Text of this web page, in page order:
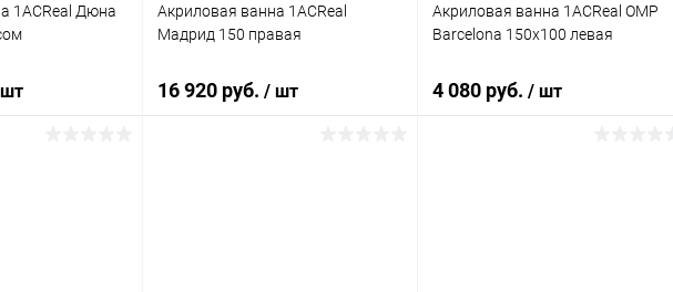
1ACReal Дюна
Акриловая ванна 1ACReal
Мадрид 150 правая
16 920 руб. / шт
Акриловая ванна 1ACReal ОМР
Barcelona 150x100 левая
4 080 руб. / шт